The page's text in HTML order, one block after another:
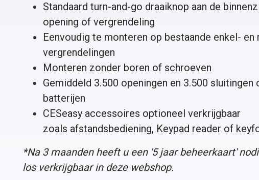
Standaard turn-and-go draaiknop aan de
opening of vergrendeling
Eenvoudig te monteren op bestaande enkel- en
vergrendelingen
Monteren zonder boren of schroeven
Gemiddeld 3.500 openingen en 3.500 sluitingen
batterijen
CESeasy accessoires optioneel verkrijgbaar
zoals afstandsbediening, Keypad reader of
*Na 3 maanden heeft u een '5 jaar beheerkaart'
los verkrijgbaar in deze webshop.